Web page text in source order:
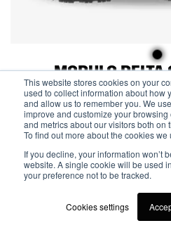
This website stores cookies on your
used to collect information about how
and allow us to remember you. We
improve and customize your
and metrics about our visitors both on
To find out more about the cookies we
If you decline, your information won’t
website. A single cookie will be used
your preference not to be tracked.
Cookies settings
MODULO